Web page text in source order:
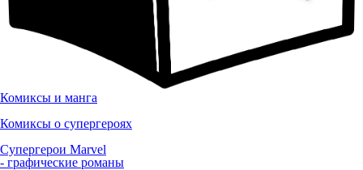
Комиксы и манга
Комиксы о супергероях
Супергерои Marvel
- графические романы